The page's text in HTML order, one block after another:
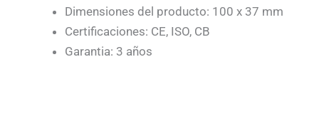
Dimensiones del producto: 100 x 37 mm
Certificaciones: CE, ISO, CB
Garantia: 3 años